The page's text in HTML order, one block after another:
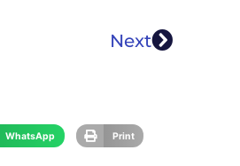
Next
WhatsApp Print